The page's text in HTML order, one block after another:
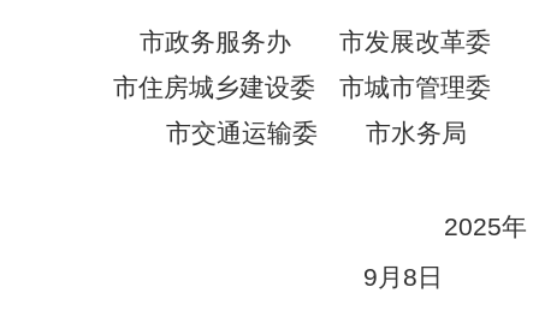
市政务服务办 市发展改革委
市住房城乡建设委 市城市管理委
市交通运输委 市水务局
2025年
9月 8 日